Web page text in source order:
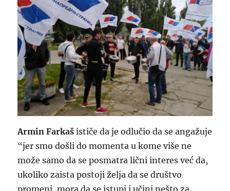
Armin Farkaš ističe da je odlučio da se angažuje
“jer smo došli do momenta u kome više ne
može samo da se posmatra lični interes već da,
ukoliko zaista postoji želja da se društvo
promeni, mora da se istupi i učini nešto za